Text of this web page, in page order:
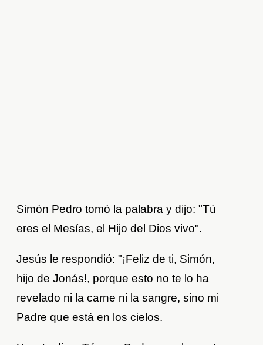
Simón Pedro tomó la palabra y dijo: "Tú
eres el Mesías, el Hijo del Dios vivo".
Jesús le respondió: "¡Feliz de ti, Simón,
hijo de Jonás!, porque esto no te lo ha
revelado ni la carne ni la sangre, sino mi
Padre que está en los cielos.